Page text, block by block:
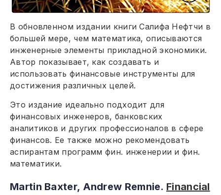
В обновленном издании книги Салифа Нефтчи в
большей мере, чем математика, описываются
инженерные элементы прикладной экономики.
Автор показывает, как создавать и
использовать финансовые инструменты для
достижения различных целей.
Это издание идеально подходит для
финансовых инженеров, банковских
аналитиков и других профессионалов в сфере
финансов. Ее также можно рекомендовать
аспирантам программ фин. инженерии и фин.
математики.
Martin Baxter, Andrew Remnie. Financial